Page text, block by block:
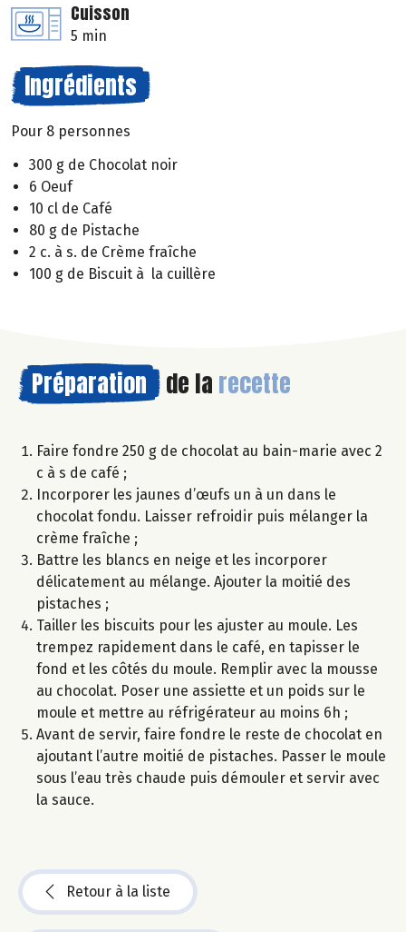
Cuisson
5 min
Ingrédients
Pour 8 personnes
300 g de Chocolat noir
6 Oeuf
10 cl de Café
80 g de Pistache
2 c. à s. de Crème fraîche
100 g de Biscuit à la cuillère
Préparation de la recette
Faire fondre 250 g de chocolat au bain-marie avec 2
c à s de café ;
Incorporer les jaunes d’œufs un à un dans le
chocolat fondu. Laisser refroidir puis mélanger la
crème fraîche ;
Battre les blancs en neige et les incorporer
délicatement au mélange. Ajouter la moitié des
pistaches ;
Tailler les biscuits pour les ajuster au moule. Les
trempez rapidement dans le café, en tapisser le
fond et les côtés du moule. Remplir avec la mousse
au chocolat. Poser une assiette et un poids sur le
moule et mettre au réfrigérateur au moins 6h ;
Avant de servir, faire fondre le reste de chocolat en
ajoutant l’autre moitié de pistaches. Passer le moule
sous l’eau très chaude puis démouler et servir avec
la sauce.
Retour à la liste